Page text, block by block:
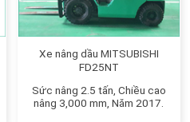
Xe nâng dầu MITSUBISHI
FD25NT
Sức nâng 2.5 tấn, Chiều cao
nâng 3,000 mm, Năm 2017.